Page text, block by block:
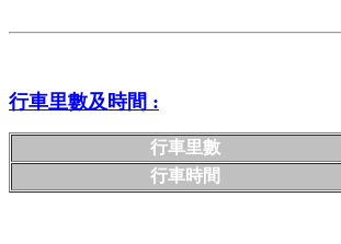
行車里數及時間 :
行車里數
行車時間